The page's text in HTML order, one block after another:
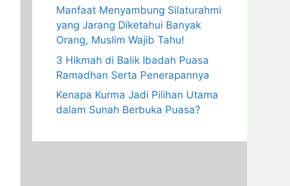
Manfaat Menyambung Silaturahmi
yang Jarang Diketahui Banyak
Orang, Muslim Wajib Tahu!
3 Hikmah di Balik Ibadah Puasa
Ramadhan Serta Penerapannya
Kenapa Kurma Jadi Pilihan Utama
dalam Sunah Berbuka Puasa?